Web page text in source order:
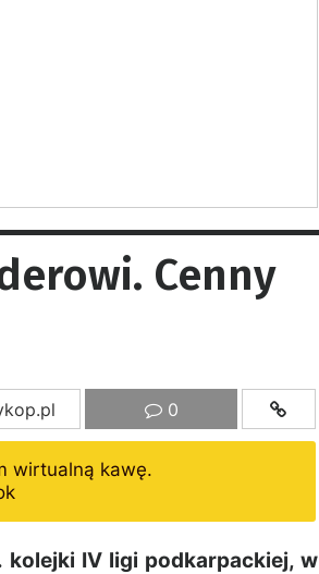
Cenny
0
wirtualną kawę.
kolejki IV ligi podkarpackiej, w